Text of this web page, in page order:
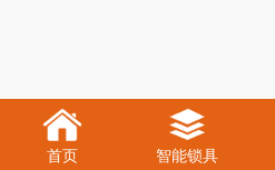
首页 智能锁具